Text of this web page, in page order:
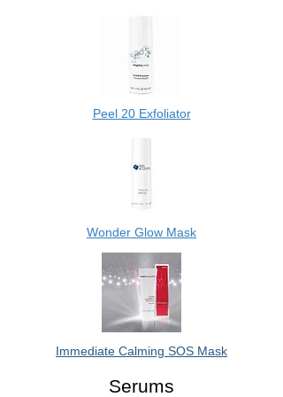
Peel 20 Exfoliator
Wonder Glow Mask
Immediate Calming SOS Mask
Serums